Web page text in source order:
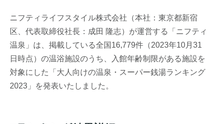
ニフティライフスタイル株式会社（本社：東京都新宿
区、代表取締役社長：成田 隆志）が運営する「ニフティ
温泉」は、掲載している全国16,779件（2023年10月31
日時点）の温浴施設のうち、入館年齢制限がある施設を
対象にした「大人向けの温泉・スーパー銭湯ランキング
2023」を発表いたしました。